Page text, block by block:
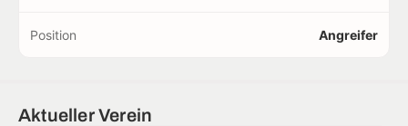
Position Angreifer
Aktueller Verein